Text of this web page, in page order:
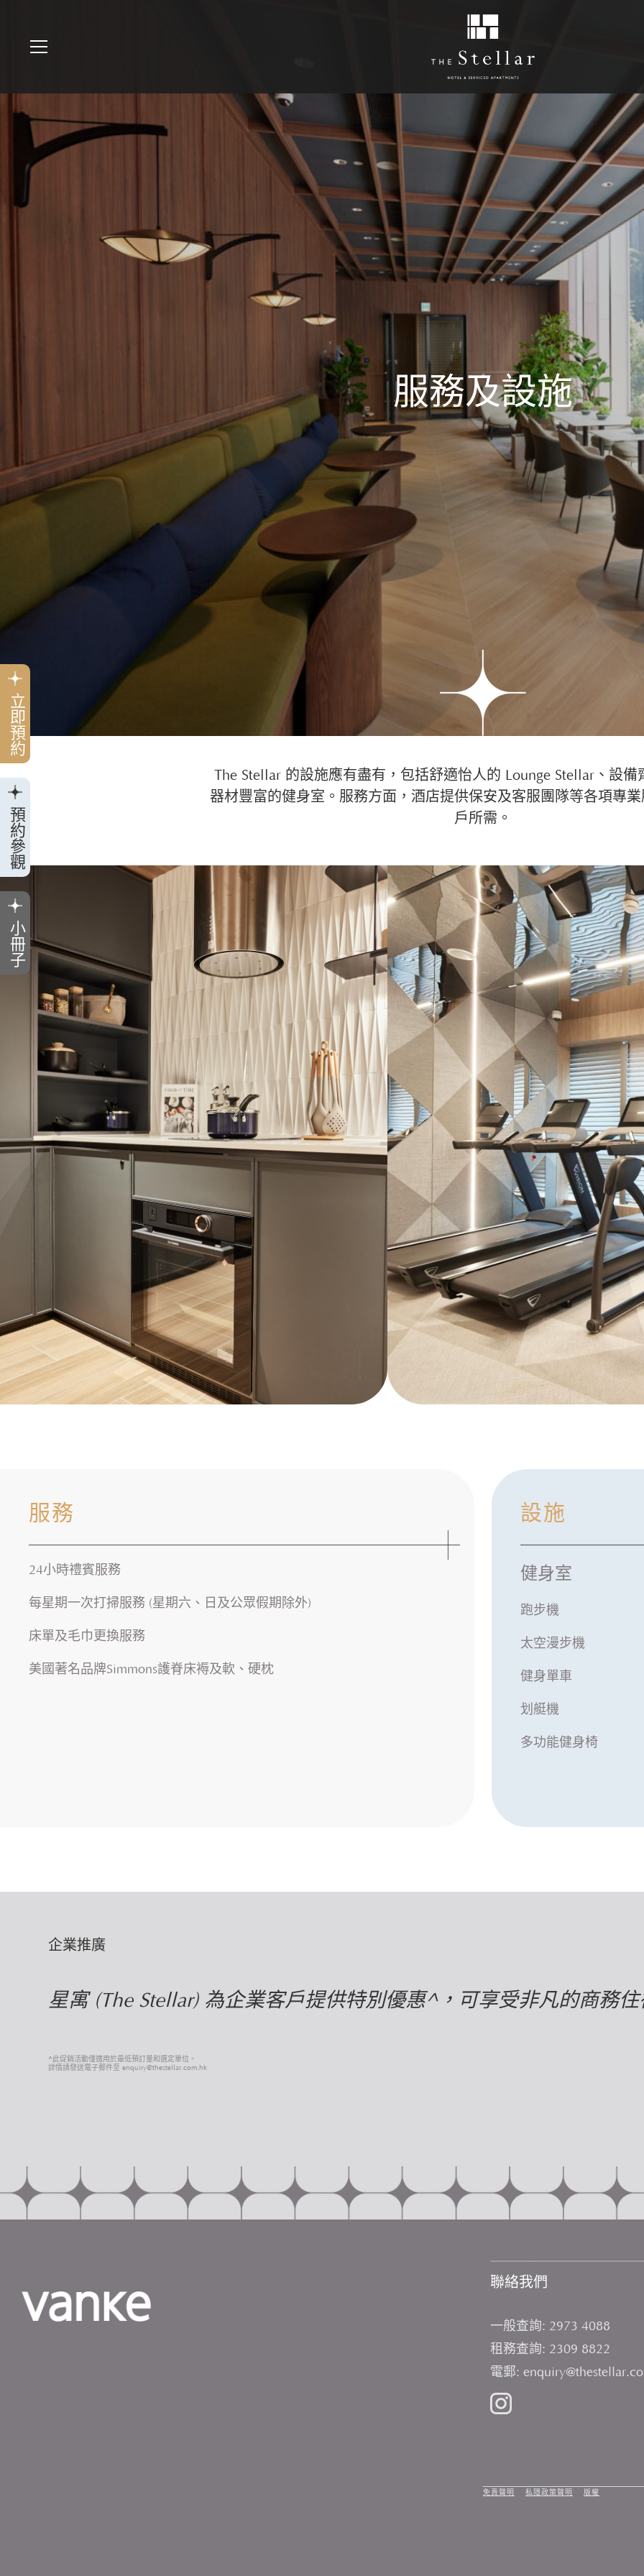
立即預約
預約參觀
小冊子
服務及設施
The Stellar 的設施應有盡有，包括舒適怡人的 Lounge Stellar、設備
器材豐富的健身室。服務方面，酒店提供保安及客服團隊等各項專
戶所需。
服務
24小時禮賓服務
每星期一次打掃服務 (星期六、日及公眾假期除外)
床單及毛巾更換服務
美國著名品牌Simmons護脊床褥及軟、硬枕
設施
健身室
跑步機
太空漫步機
健身單車
划艇機
多功能健身椅
企業推廣
星寓 (The Stellar) 為企業客戶提供特別優惠^，可享受非凡的商務
^此促銷活動僅適用於最低預訂量和選定單位。
詳情請發送電子郵件至 enquiry@thestellar.com.hk
聯絡我們
一般查詢: 2973 4088
租務查詢: 2309 8822
電郵:
免責聲明 私隱政策聲明 版權